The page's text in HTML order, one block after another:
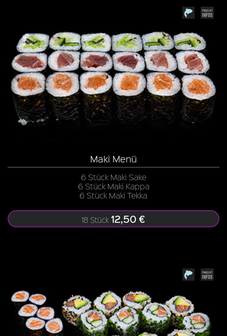
Maki Menü
6 Stück Maki Sake
6 Stück Maki Kappa
6 Stück Maki Tekka
18 Stück 12,50 €